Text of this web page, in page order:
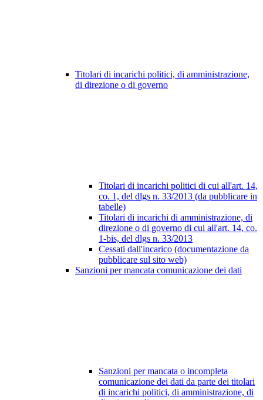
Titolari di incarichi politici, di amministrazione,
di direzione o di governo
Titolari di incarichi politici di cui all'art. 14,
co. 1, del dlgs n. 33/2013 (da pubblicare in
tabelle)
Titolari di incarichi di amministrazione, di
direzione o di governo di cui all'art. 14, co.
1-bis, del dlgs n. 33/2013
Cessati dall'incarico (documentazione da
pubblicare sul sito web)
Sanzioni per mancata comunicazione dei dati
Sanzioni per mancata o incompleta
comunicazione dei dati da parte dei titolari
di incarichi politici, di amministrazione, di